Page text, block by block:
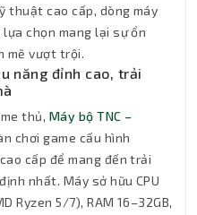
thuật cao cấp, dòng máy
chọn mang lại sự ổn
mẽ vượt trội.
năng đỉnh cao, trải
thủ, Máy bộ TNC –
chơi game cấu hình
cấp để mang đến trải
nhất. Máy sở hữu CPU
Ryzen 5/7), RAM 16–32GB,